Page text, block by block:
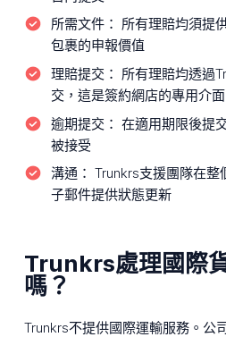
所需文件： 所有理賠均須提
包裹的申報價值
理賠提交： 所有理賠均透過
交，這是簽約網店的專用介面
逾期提交： 在適用期限後提
被接受
溝通： Trunkrs支援團隊在整
子郵件提供狀態更新
Trunkrs處理國際
嗎？
Trunkrs不提供國際運輸服務。公